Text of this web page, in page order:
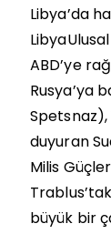
Libya’da
ABD’ye
Rusya’ya
Spetsnaz),
duyuran
Milis
büyük bir